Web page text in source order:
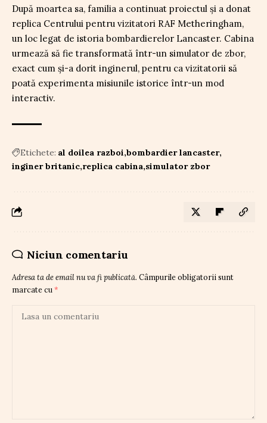
După moartea sa, familia a continuat proiectul și a donat
replica Centrului pentru vizitatori RAF Metheringham,
un loc legat de istoria bombardierelor Lancaster. Cabina
urmează să fie transformată într-un simulator de zbor,
exact cum și-a dorit inginerul, pentru ca vizitatorii să
poată experimenta misiunile istorice într-un mod
interactiv.
Etichete: al doilea razboi bombardier lancaster
inginer britanic replica cabina simulator zbor
Niciun comentariu
Adresa ta de email nu va fi publicată. Câmpurile obligatorii sunt
marcate cu *